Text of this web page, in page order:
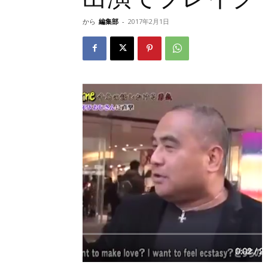
から 編集部 - 2017年2月1日